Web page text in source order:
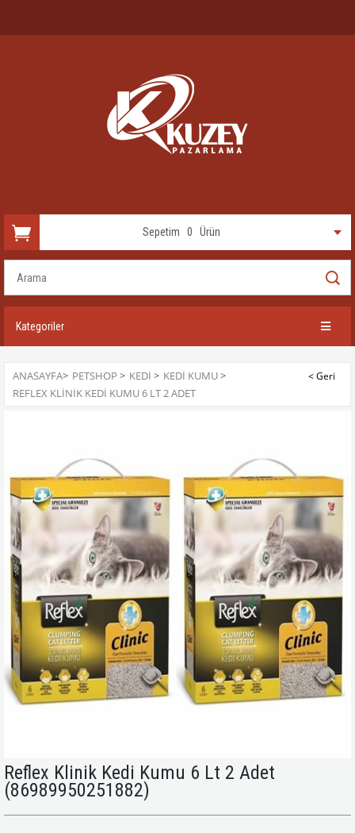
Sepetim 0 Ürün
Kategoriler
ANASAYFA> PETSHOP > KEDİ > KEDI KUMU>
REFLEX KLINIK KEDI KUMU 6 LT 2 ADET
Reflex Klinik Kedi Kumu 6 Lt 2 Adet
(86989950251882)